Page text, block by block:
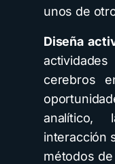
unos de
Diseña
cerebros
analítico,
interacción
métodos